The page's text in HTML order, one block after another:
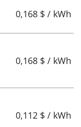
0,168 $ / kWh
0,168 $ / kWh
0,112 $ / kWh